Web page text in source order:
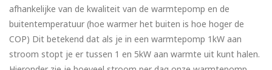
afhankelijke van de kwaliteit van de warmtepomp en de
buitentemperatuur (hoe warmer het buiten is hoe hoger de
COP) Dit betekend dat als je in een warmtepomp 1kW aan
stroom stopt je er tussen 1 en 5kW aan warmte uit kunt halen.